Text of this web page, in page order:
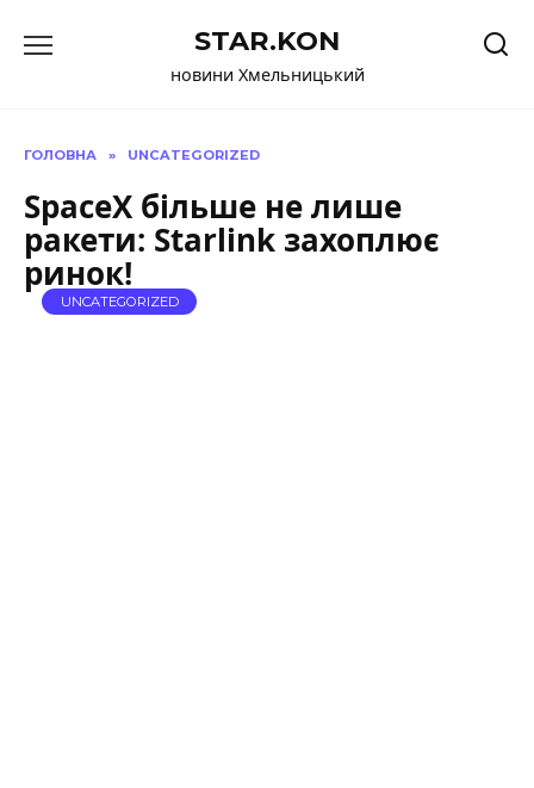
до
STAR.KON
новини Хмельницький
ГОЛОВНА » UNCATEGORIZED
SpaceX більше не лише
ракети: Starlink захоплює
ринок!
UNCATEGORIZED